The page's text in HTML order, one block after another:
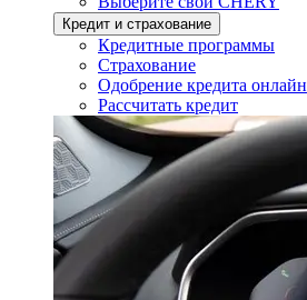
Кредит и страхование
Кредитные программы
Страхование
Одобрение кредита онлайн
Рассчитать кредит